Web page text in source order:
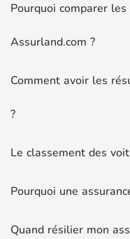
Pourquoi comparer
Assurland.com ?
Comment avoir les
?
Le classement des
Pourquoi une
Quand résilier mon